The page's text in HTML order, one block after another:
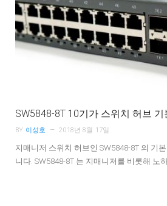
SW5848-8T 10기가 스위치 허브 기
BY 이성호 2018년 8월 17일
지매니저 스위치 허브인 SW5848-8T 의 기
니다. SW5848-8T 는 지매니저를 비롯해 노